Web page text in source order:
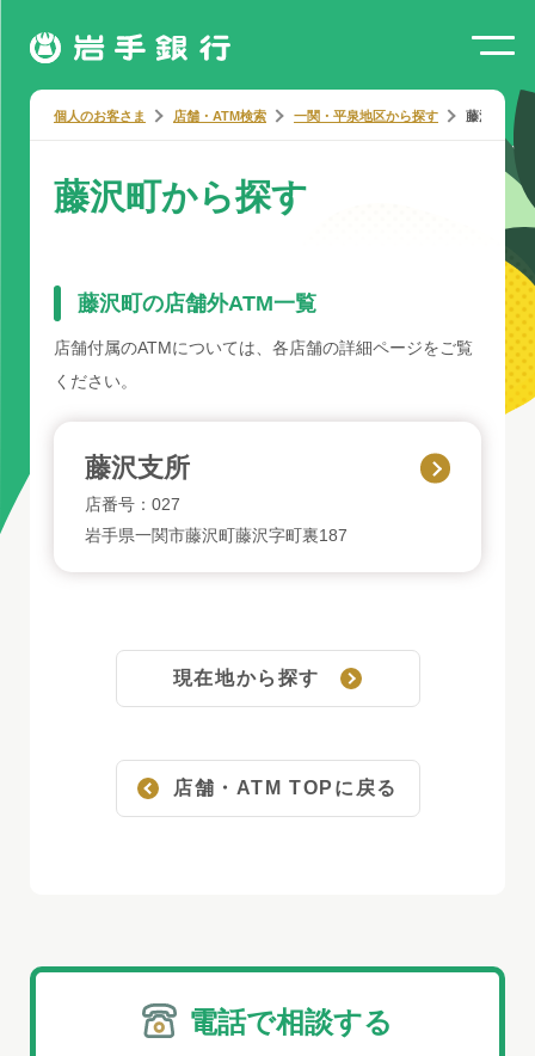
個人のお客さま 店舗・ATM検索 一関・平泉地区から探す 藤沢町から
藤沢町から探す
藤沢町の店舗外ATM一覧
店舗付属のATMについては、各店舗の詳細ページをご覧
ください。
藤沢支所
店番号：027
岩手県一関市藤沢町藤沢字町裏187
現在地から探す
店舗・ATM TOPに戻る
電話で相談する